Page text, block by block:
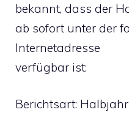
bekannt, dass der
ab sofort unter der
Internetadresse
verfügbar ist:
Berichtsart: